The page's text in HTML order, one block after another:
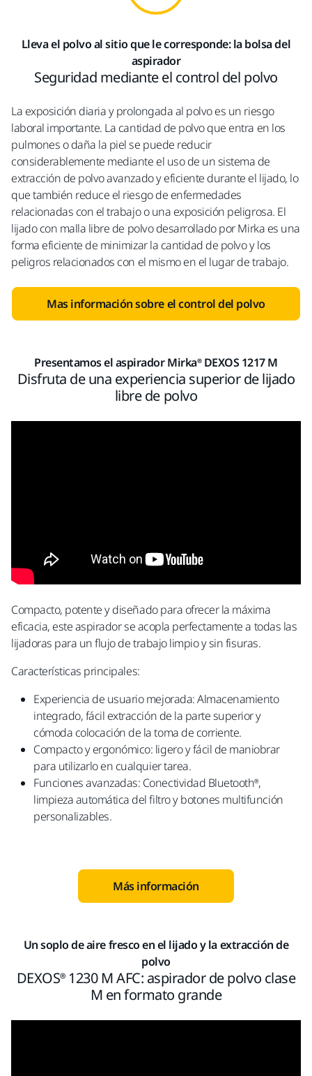
Lleva el polvo al sitio que le corresponde: la bolsa del
aspirador
Seguridad mediante el control del polvo
La exposición diaria y prolongada al polvo es un riesgo
laboral importante. La cantidad de polvo que entra en los
pulmones o daña la piel se puede reducir
considerablemente mediante el uso de un sistema de
extracción de polvo avanzado y eficiente durante el lijado, lo
que también reduce el riesgo de enfermedades
relacionadas con el trabajo o una exposición peligrosa. El
lijado con malla libre de polvo desarrollado por Mirka es una
forma eficiente de minimizar la cantidad de polvo y los
peligros relacionados con el mismo en el lugar de trabajo.
Mas información sobre el control del polvo
Presentamos el aspirador Mirka® DEXOS 1217 M
Disfruta de una experiencia superior de lijado
libre de polvo
Compacto, potente y diseñado para ofrecer la máxima
eficacia, este aspirador se acopla perfectamente a todas las
lijadoras para un flujo de trabajo limpio y sin fisuras.
Características principales:
Experiencia de usuario mejorada: Almacenamiento
integrado, fácil extracción de la parte superior y
cómoda colocación de la toma de corriente.
Compacto y ergonómico: ligero y fácil de maniobrar
para utilizarlo en cualquier tarea.
Funciones avanzadas: Conectividad Bluetooth®,
limpieza automática del filtro y botones multifunción
personalizables.
Más información
Un soplo de aire fresco en el lijado y la extracción de
polvo
DEXOS® 1230 M AFC: aspirador de polvo clase
M en formato grande